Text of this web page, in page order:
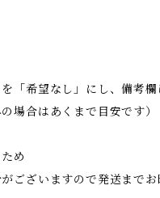
「希望なし」にし、備考
場合はあくまで目安です）
め
ございますので発送まで